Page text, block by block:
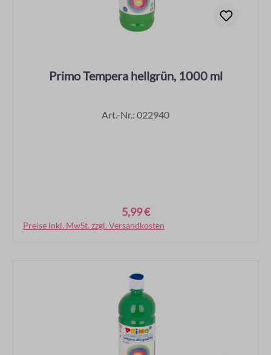
Primo Tempera hellgrün, 1000 ml
Art.-Nr.: 022940
5,99 €
Preise inkl. MwSt. zzgl. Versandkosten
In den Warenkorb